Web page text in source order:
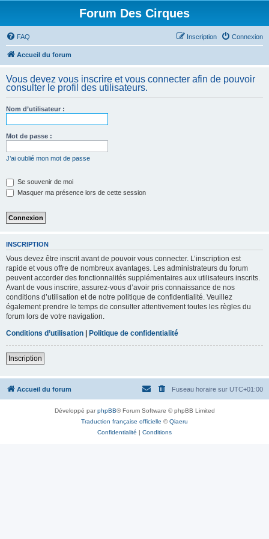
Forum Des Cirques
FAQ Connexion
Inscription
Accueil du forum
Vous devez vous inscrire et vous connecter afin de pouvoir
consulter le profil des utilisateurs.
Nom d’utilisateur :
Mot de passe :
J’ai oublié mon mot de passe
Se souvenir de moi
Masquer ma présence lors de cette session
INSCRIPTION
Vous devez être inscrit avant de pouvoir vous connecter. L’inscription est
rapide et vous offre de nombreux avantages. Les administrateurs du forum
peuvent accorder des fonctionnalités supplémentaires aux utilisateurs inscrits.
Avant de vous inscrire, assurez-vous d’avoir pris connaissance de nos
conditions d’utilisation et de notre politique de confidentialité. Veuillez
également prendre le temps de consulter attentivement toutes les règles du
forum lors de votre navigation.
Conditions d’utilisation | Politique de confidentialité
Inscription
Accueil du forum Fuseau horaire sur UTC+01:00
Développé parphpBB® Forum Software © phpBB Limited
Traduction française officielle ©Qiaeru
Confidentialité | Conditions